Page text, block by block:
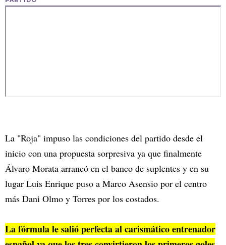
La "Roja" impuso las condiciones del partido desde el
inicio con una propuesta sorpresiva ya que finalmente
Álvaro Morata arrancó en el banco de suplentes y en su
lugar Luis Enrique puso a Marco Asensio por el centro
más Dani Olmo y Torres por los costados.
La fórmula le salió perfecta al carismático entrenador